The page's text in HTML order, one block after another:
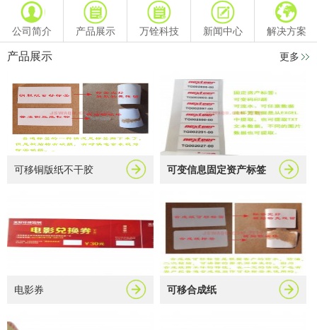
公司简介 产品展示 万铨科技 新闻中心 解决方案
产品展示 更多
可移铜版纸不干胶 可变信息固定资产标签
电影券 可移合成纸